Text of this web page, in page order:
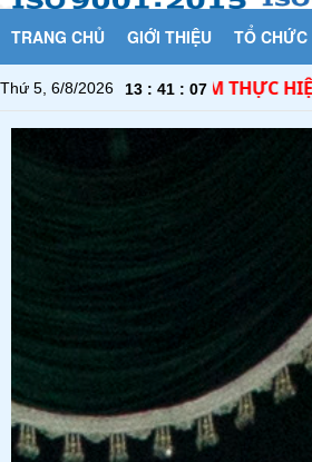
TRANG CHỦ GIỚI THIỆU TỔ CHỨC
Thứ 5, 6/8/2026 13 : 41 : 09
TÂM THỰC HIỆN THẮNG LỢI